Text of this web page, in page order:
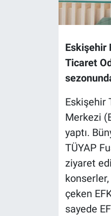
Eskişehir
Ticaret
Eskişehir
Merkezi
yaptı.
TÜYAP
ziyaret
çeken
sayede
Magazin